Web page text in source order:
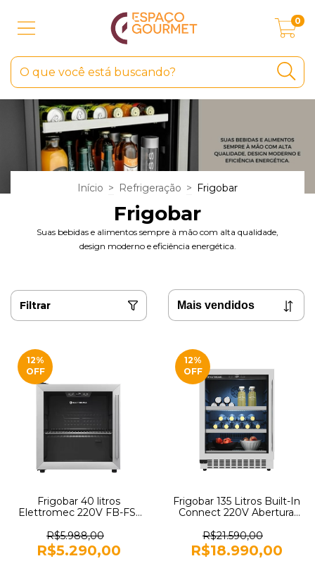
0
Início > Refrigeração > Frigobar
Frigobar
Suas bebidas e alimentos sempre à mão com alta qualidade,
design moderno e eficiência energética.
Filtrar
12%
OFF
Frigobar 40 litros
Elettromec 220V FB-FS-
R$5.988,00
R$5.290,00
12%
OFF
Frigobar 135 Litros Built-In
Connect 220V Abertura
FB-BI-145-XV-2VPA
R$21.590,00
R$18.990,00